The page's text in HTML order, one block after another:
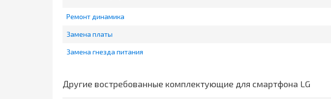
Ремонт динамика
Замена платы
Замена гнезда питания
Другие востребованные комплектующие для смартфона LG